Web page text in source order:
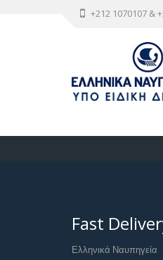
+212 1070107 &
Fast
Ελληνικά Ναυπηγεία